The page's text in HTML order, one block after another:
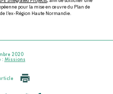
pour la mise en œuvre du Plan de
l’ex-Région Haute Normandie.
2020
: Missions